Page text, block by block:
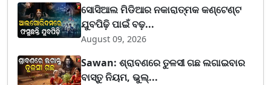
ସୋସିଆଲ ମିଡିଆର ନକାରାତ୍ମକ କଣ୍ଟେଣ୍ଟ
ଯୁବପିଢ଼ି ପାଇଁ ବଢ଼...
August 09, 2026
Sawan: ଶ୍ରାବଣରେ ତୁଳସୀ ଗଛ ଲଗାଇବାର
ବାସ୍ତୁ ନିୟମ, ଭୁଲ୍...